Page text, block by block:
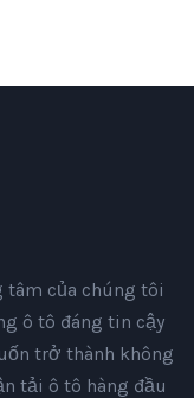
tâm của chúng tôi
ô tô đáng tin cậy
trở thành không
tải ô tô hàng đầu